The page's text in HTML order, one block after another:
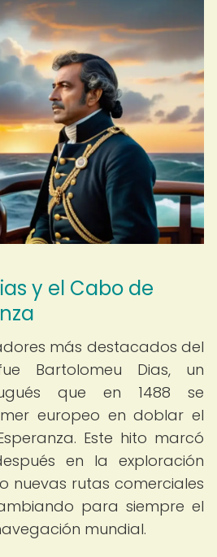
y el Cabo de
más destacados del
Bartolomeu Dias, un
que en 1488 se
europeo en doblar el
Este hito marcó
en la exploración
nuevas rutas comerciales
para siempre el
mundial.